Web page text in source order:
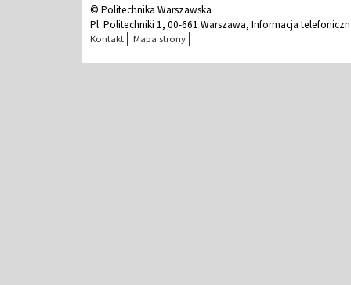
© Politechnika Warszawska
Pl. Politechniki 1, 00-661 Warszawa, Informacja
Kontakt Mapa strony